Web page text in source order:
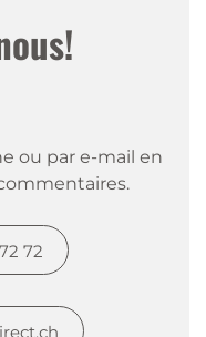
ou par e-mail en
72